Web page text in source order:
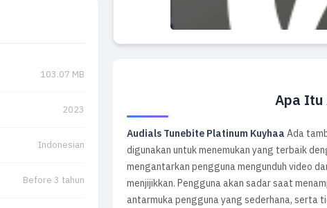
Apa Itu
Audials Tunebite Platinum Kuyhaa Ada
digunakan untuk menemukan yang terbaik
mengantarkan pengguna mengunduh video
menjijikkan. Pengguna akan sadar saat
antarmuka pengguna yang sederhana, serta
103.07 MB
2023
Indonesian
Before 3 tahun